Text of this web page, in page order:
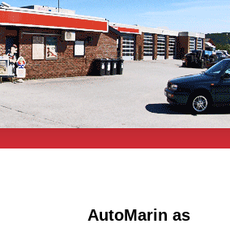
AutoMarin as